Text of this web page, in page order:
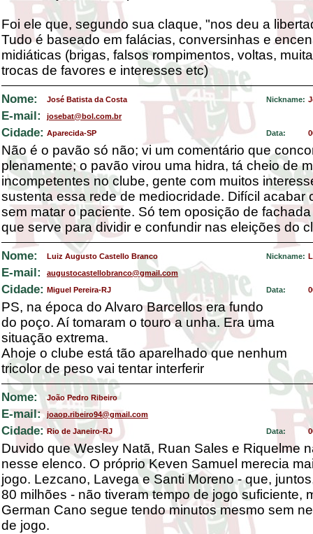
Foi ele que, segundo sua claque, "nos deu a
Tudo é baseado em falácias, conversinhas e
midiáticas (brigas, falsos rompimentos, voltas,
trocas de favores e interesses etc)
Nome: José Batista da Costa Nickname:
E-mail: josebat@bol.com.br
Cidade: Aparecida-SP Data:
Não é o pavão só não; vi um comentário que
plenamente; o pavão virou uma hidra, tá cheio de
incompetentes no clube, gente com muitos
sustenta essa rede de mediocridade. Difícil acabar
sem matar o paciente. Só tem oposição de
que serve para dividir e confundir nas eleições do
Nome: Luiz Augusto Castello Branco Nickname:
E-mail: augustocastellobranco@gmail.com
Cidade: Miguel Pereira-RJ Data:
PS, na época do Alvaro Barcellos era fundo
do poço. Aí tomaram o touro a unha. Era uma
situação extrema.
Ahoje o clube está tão aparelhado que nenhum
tricolor de peso vai tentar interferir
Nome: João Pedro Ribeiro
E-mail: joaop.ribeiro94@gmail.com
Cidade: Rio de Janeiro-RJ Data:
Duvido que Wesley Natã, Ruan Sales e Riquelme
nesse elenco. O próprio Keven Samuel merecia
jogo. Lezcano, Lavega e Santi Moreno - que,
80 milhões - não tiveram tempo de jogo suficiente,
German Cano segue tendo minutos mesmo sem
de jogo.